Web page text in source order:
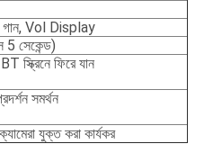
গান, Vol Display
5 সেকেন্ড)
স্ক্রিনে ফিরে যান
সমর্থন
যুক্ত করা কার্যকর